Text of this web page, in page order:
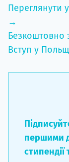
Переглянути
→
Безкоштовно
Вступ у
першими